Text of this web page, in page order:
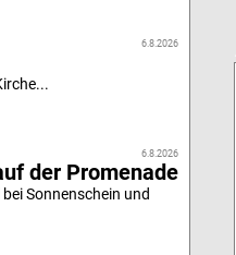
6.8.2026
6.8.2026
der Promenade
Sonnenschein und